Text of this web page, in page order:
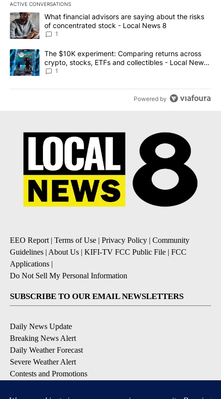
ACTIVE CONVERSATIONS
The following is a list of the most commented articles in the last
A trending article titled "What financial advisors are saying
What financial advisors are saying about the risks
of concentrated stock - Local News 8
1
A trending article titled "The $10K experiment: Comparing
The $10K experiment: Comparing returns across
crypto, stocks, ETFs and collectibles - Local News
8
1
Powered by
EEO Report | Terms of Use | Privacy Policy | Community
Guidelines | About Us | KIFI-TV FCC Public File | FCC
Applications |
Do Not Sell My Personal Information
SUBSCRIBE TO OUR EMAIL NEWSLETTERS
Daily News Update
Breaking News Alert
Daily Weather Forecast
Severe Weather Alert
Contests and Promotions